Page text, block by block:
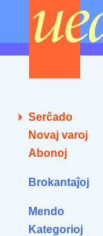
Serĉado
Novaj varoj
Abonoj
Brokantaĵoj
Mendo
Kategorioj